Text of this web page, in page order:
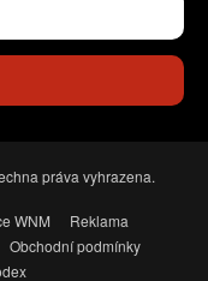
práva vyhrazena.
WNM
Reklama
Obchodní podmínky